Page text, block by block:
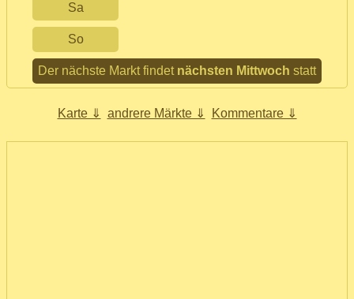
Sa
So
Der nächste Markt findet nächsten Mittwoch statt
Karte ⇓ andrere Märkte ⇓ Kommentare ⇓